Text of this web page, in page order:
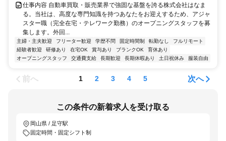
仕事内容 自動車買取・販売業界で強固な基盤を誇る株式会社はなま
る。当社は、高度な専門知識を持つあなたをお迎えするため、アジャ
スター職（完全在宅・テレワーク勤務）のオープニングスタッフを募
集します。外回...
主婦・主夫歓迎 フリーター歓迎 学歴不問 固定時間制 転勤なし
フルリモート
経験者歓迎
研修あり 在宅OK 賞与あり ブランクOK
育休あり
オープニングスタッフ
交通費支給 長期歓迎 長期休暇あり 土日祝休み 服装自由
前へ 1 2 3 4 5 次へ
この条件の新着求人を受け取る
岡山県 / 足守駅
固定時間・固定シフト制